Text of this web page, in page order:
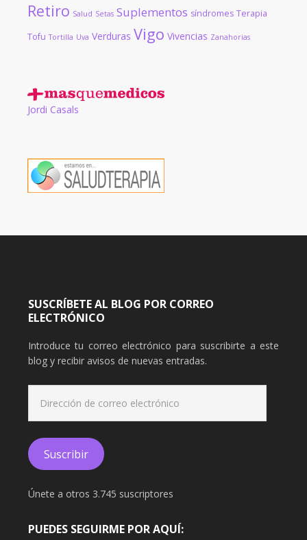
Retiro Salud Setas Suplementos síndromes Terapia
Tofu Tortilla Uva Verduras Vigo Vivencias Zanahorias
Jordi Casals
SUSCRÍBETE AL BLOG POR CORREO
ELECTRÓNICO
Introduce tu correo electrónico para suscribirte a este
blog y recibir avisos de nuevas entradas.
correo
electrónico
Suscribir
Únete a otros 3.745 suscriptores
PUEDES SEGUIRME POR AQUÍ: